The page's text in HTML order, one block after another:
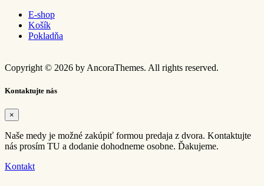
E-shop
Košík
Pokladňa
Copyright © 2026 by AncoraThemes. All rights reserved.
Kontaktujte nás
×
Naše medy je možné zakúpiť formou predaja z dvora. Kontaktujte
nás prosím TU a dodanie dohodneme osobne. Ďakujeme.
Kontakt